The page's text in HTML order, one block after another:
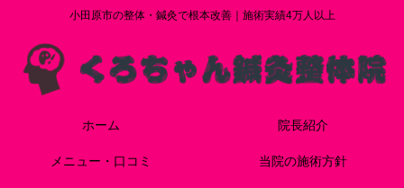
小田原市の整体・鍼灸で根本改善｜施術実績4万人以上
ホーム 院長紹介
メニュー・口コミ 当院の施術方針